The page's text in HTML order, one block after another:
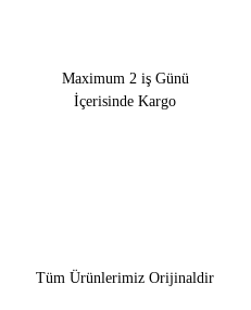
Maximum 2 iş Günü
İçerisinde Kargo
Tüm Ürünlerimiz Orijinaldir